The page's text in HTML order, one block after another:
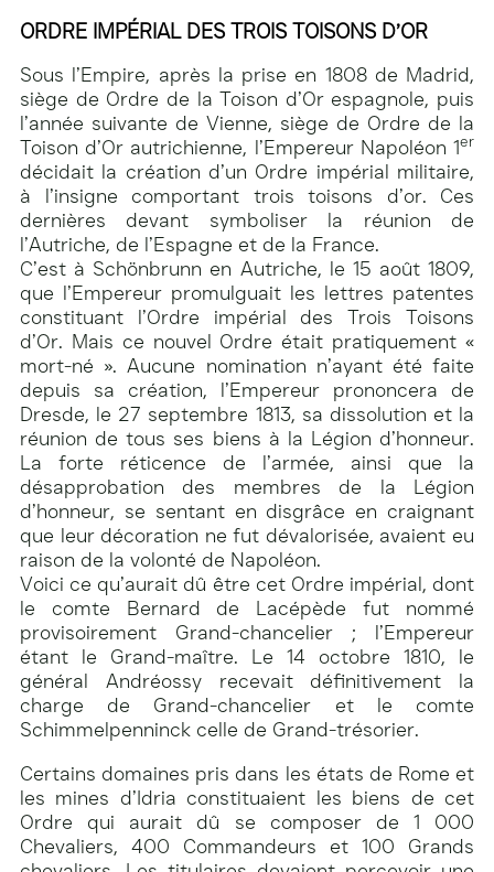
ORDRE IMPÉRIAL DES TROIS TOISONS D’OR
Sous l’Empire, après la prise en 1808 de Madrid,
siège de Ordre de la Toison d’Or espagnole, puis
l’année suivante de Vienne, siège de Ordre de la
Toison d’Or autrichienne, l’Empereur Napoléon 1er
décidait la création d’un Ordre impérial militaire,
à l’insigne comportant trois toisons d’or. Ces
dernières devant symboliser la réunion de
l’Autriche, de l’Espagne et de la France.
C’est à Schönbrunn en Autriche, le 15 août 1809,
que l’Empereur promulguait les lettres patentes
constituant l’Ordre impérial des Trois Toisons
d’Or. Mais ce nouvel Ordre était pratiquement «
mort-né ». Aucune nomination n’ayant été faite
depuis sa création, l’Empereur prononcera de
Dresde, le 27 septembre 1813, sa dissolution et la
réunion de tous ses biens à la Légion d’honneur.
La forte réticence de l’armée, ainsi que la
désapprobation des membres de la Légion
d’honneur, se sentant en disgrâce en craignant
que leur décoration ne fut dévalorisée, avaient eu
raison de la volonté de Napoléon.
Voici ce qu’aurait dû être cet Ordre impérial, dont
le comte Bernard de Lacépède fut nommé
provisoirement Grand-chancelier ; l’Empereur
étant le Grand-maître. Le 14 octobre 1810, le
général Andréossy recevait définitivement la
charge de Grand-chancelier et le comte
Schimmelpenninck celle de Grand-trésorier.
Certains domaines pris dans les états de Rome et
les mines d’Idria constituaient les biens de cet
Ordre qui aurait dû se composer de 1 000
Chevaliers, 400 Commandeurs et 100 Grands